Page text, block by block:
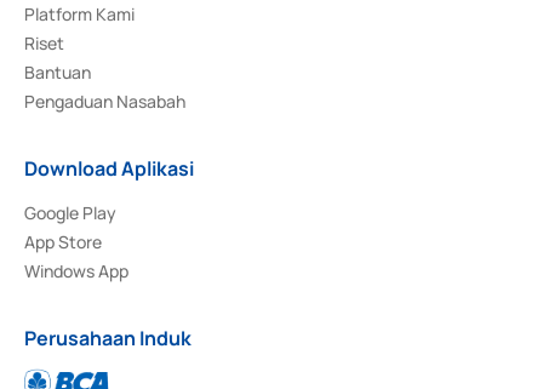
Platform Kami
Riset
Bantuan
Pengaduan Nasabah
Download Aplikasi
Google Play
App Store
Windows App
Perusahaan Induk